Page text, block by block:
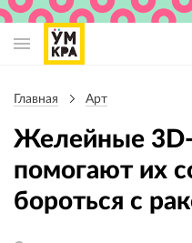
навигации
Главная Арт
Желейные
помогают их
бороться с